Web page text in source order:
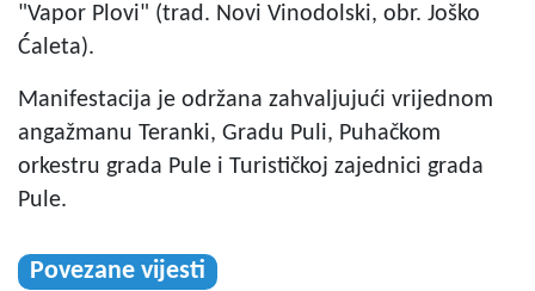
"Vapor Plovi" (trad. Novi Vinodolski, obr. Joško
Ćaleta).
Manifestacija je održana zahvaljujući vrijednom
angažmanu Teranki, Gradu Puli, Puhačkom
orkestru grada Pule i Turističkoj zajednici grada
Pule.
Povezane vijesti